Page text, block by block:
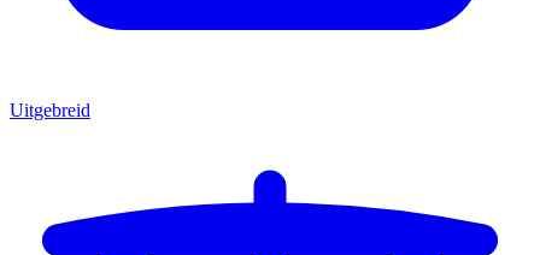
Uitgebreid